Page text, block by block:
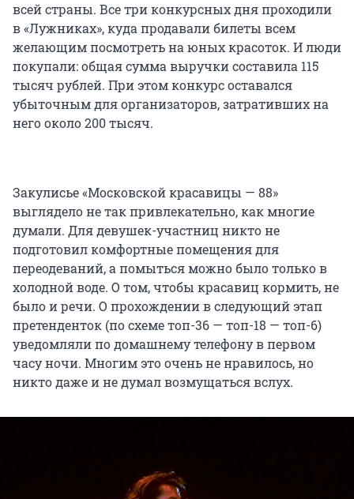
всей страны. Все три конкурсных дня проходили
в «Лужниках», куда продавали билеты всем
желающим посмотреть на юных красоток. И люди
покупали: общая сумма выручки составила 115
тысяч рублей. При этом конкурс оставался
убыточным для организаторов, затративших на
него около 200 тысяч.
Закулисье «Московской красавицы — 88»
выглядело не так привлекательно, как многие
думали. Для девушек-участниц никто не
подготовил комфортные помещения для
переодеваний, а помыться можно было только в
холодной воде. О том, чтобы красавиц кормить, не
было и речи. О прохождении в следующий этап
претенденток (по схеме топ-36 — топ-18 — топ-6)
уведомляли по домашнему телефону в первом
часу ночи. Многим это очень не нравилось, но
никто даже и не думал возмущаться вслух.